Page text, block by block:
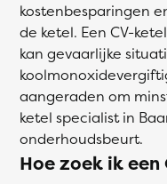
kostenbesparingen
de ketel. Een CV-
kan gevaarlijke
aangeraden om
ketel specialist in
onderhoudsbeurt.
Hoe zoek ik